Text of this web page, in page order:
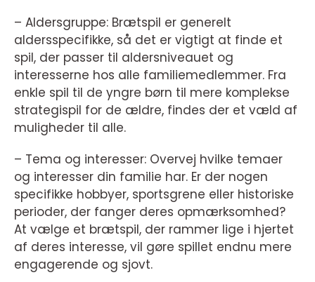
– Aldersgruppe: Brætspil er generelt
aldersspecifikke, så det er vigtigt at finde et
spil, der passer til aldersniveauet og
interesserne hos alle familiemedlemmer. Fra
enkle spil til de yngre børn til mere komplekse
strategispil for de ældre, findes der et væld af
muligheder til alle.
– Tema og interesser: Overvej hvilke temaer
og interesser din familie har. Er der nogen
specifikke hobbyer, sportsgrene eller historiske
perioder, der fanger deres opmærksomhed?
At vælge et brætspil, der rammer lige i hjertet
af deres interesse, vil gøre spillet endnu mere
engagerende og sjovt.